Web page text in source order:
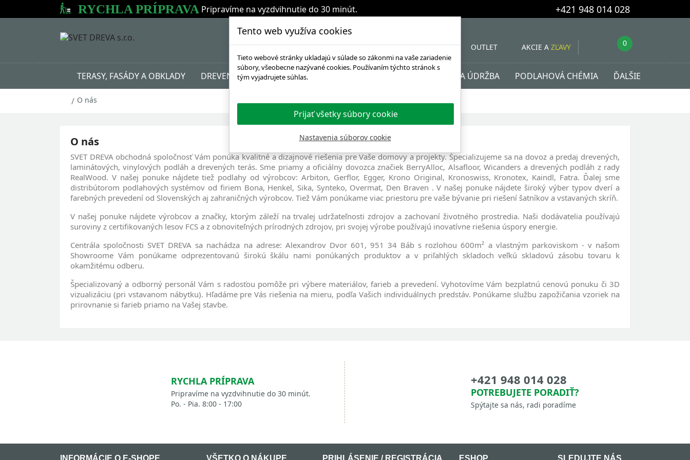
RYCHLA PRÍPRAVA Pripravíme na vyzdvihnutie do 30 minút. +421 948 014 028
 OUTLET AKCIE A ZĽAVY 0
TERASY, FASÁDY A OBKLADY DREVENÉ PARKETY VINYL/KOMPOZIT ČISTENIE A ÚDRŽBA PODLAHOVÁ CHÉMIA ĎALŠIE
O nás
O nás
SVET DREVA obchodná spoločnosť Vám ponúka kvalitné a dizajnové riešenia pre Vaše domovy a projekty. Špecializujeme sa na dovoz a predaj drevených,
laminátových, vinylových podláh a drevených terás. Sme priamy a oficiálny dovozca značiek BerryAlloc, Alsafloor, Wicanders a drevených podláh z rady
RealWood. V našej ponuke nájdete tiež podlahy od výrobcov: Arbiton, Gerflor, Egger, Krono Original, Kronoswiss, Kronotex, Kaindl, Fatra. Ďalej sme
distribútorom podlahových systémov od firiem Bona, Henkel, Sika, Synteko, Overmat, Den Braven . V našej ponuke nájdete široký výber typov dverí a
farebných prevedení od Slovenských aj zahraničných výrobcov. Tiež Vám ponúkame viac priestoru pre vaše bývanie pri riešení šatníkov a vstavaných skríň.
V našej ponuke nájdete výrobcov a značky, ktorým záleží na trvalej udržateľnosti zdrojov a zachovaní životného prostredia. Naši dodávatelia používajú
suroviny z certifikovaných lesov FCS a z obnoviteľných prírodných zdrojov, pri svojej výrobe používajú inovatívne riešenia úspory energie.
Centrála spoločnosti SVET DREVA sa nachádza na adrese: Alexandrov Dvor 601, 951 34 Báb s rozlohou 600m² a vlastným parkoviskom - v našom
Showroome Vám ponúkame odprezentovanú širokú škálu nami ponúkaných produktov a v priľahlých skladoch veľkú skladovú zásobu tovaru k
okamžitému odberu.
Špecializovaný a odborný personál Vám s radosťou pomôže pri výbere materiálov, farieb a prevedení. Vyhotovíme Vám bezplatnú cenovú ponuku či 3D
vizualizáciu (pri vstavanom nábytku). Hľadáme pre Vás riešenia na mieru, podľa Vašich individuálnych predstáv. Ponúkame službu zapožičania vzoriek na
prirovnanie si farieb priamo na Vašej stavbe.
RYCHLA PRÍPRAVA
Pripravíme na vyzdvihnutie do 30 minút.
Po. - Pia. 8:00 - 17:00
+421 948 014 028
POTREBUJETE PORADIŤ?
Spýtajte sa nás, radi poradíme
INFORMÁCIE O E-SHOPE VŠETKO O NÁKUPE PRIHLÁSENIE / REGISTRÁCIA ESHOP SLEDUJTE NÁS
Tento web využíva cookies
Tieto webové stránky ukladajú v súlade so zákonmi na vaše zariadenie
súbory, všeobecne nazývané cookies. Používaním týchto stránok s
tým vyjadrujete súhlas.
Prijať všetky súbory cookie
Nastavenia súborov cookie